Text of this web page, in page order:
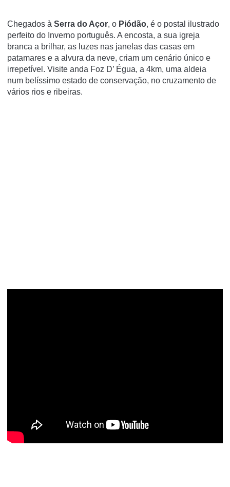
Chegados à Serra do Açor, o Piódão, é o postal ilustrado
perfeito do Inverno português. A encosta, a sua igreja
branca a brilhar, as luzes nas janelas das casas em
patamares e a alvura da neve, criam um cenário único e
irrepetível. Visite anda Foz D’ Égua, a 4km, uma aldeia
num belíssimo estado de conservação, no cruzamento de
vários rios e ribeiras.